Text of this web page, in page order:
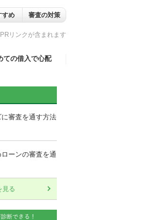
すめ 審査の対策
リンクが含まれます
ての借入で心配
口コミ一覧
に審査を通す方法
ーンの審査を通
見る